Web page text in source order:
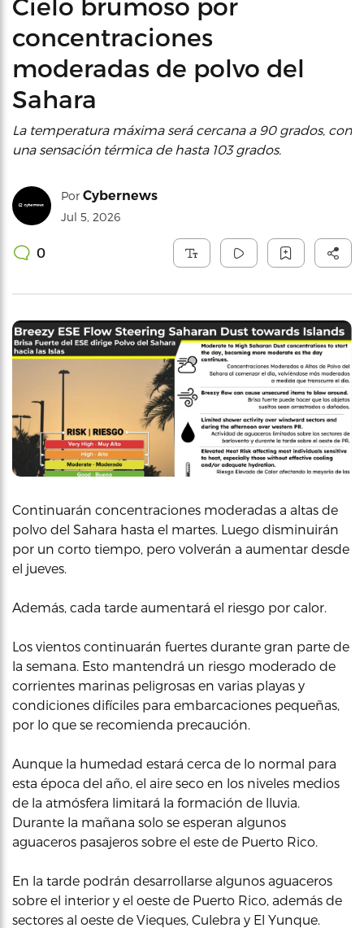
concentraciones
moderadas de polvo del
Sahara
La temperatura máxima será cercana a 90 grados, con
una sensación térmica de hasta 103 grados.
Por Cybernews
Jul 5, 2026
0
Continuarán concentraciones moderadas a altas de
polvo del Sahara hasta el martes. Luego disminuirán
por un corto tiempo, pero volverán a aumentar desde
el jueves.
Además, cada tarde aumentará el riesgo por calor.
Los vientos continuarán fuertes durante gran parte de
la semana. Esto mantendrá un riesgo moderado de
corrientes marinas peligrosas en varias playas y
condiciones difíciles para embarcaciones pequeñas,
por lo que se recomienda precaución.
Aunque la humedad estará cerca de lo normal para
esta época del año, el aire seco en los niveles medios
de la atmósfera limitará la formación de lluvia.
Durante la mañana solo se esperan algunos
aguaceros pasajeros sobre el este de Puerto Rico.
En la tarde podrán desarrollarse algunos aguaceros
sobre el interior y el oeste de Puerto Rico, además de
sectores al oeste de Vieques, Culebra y El Yunque.